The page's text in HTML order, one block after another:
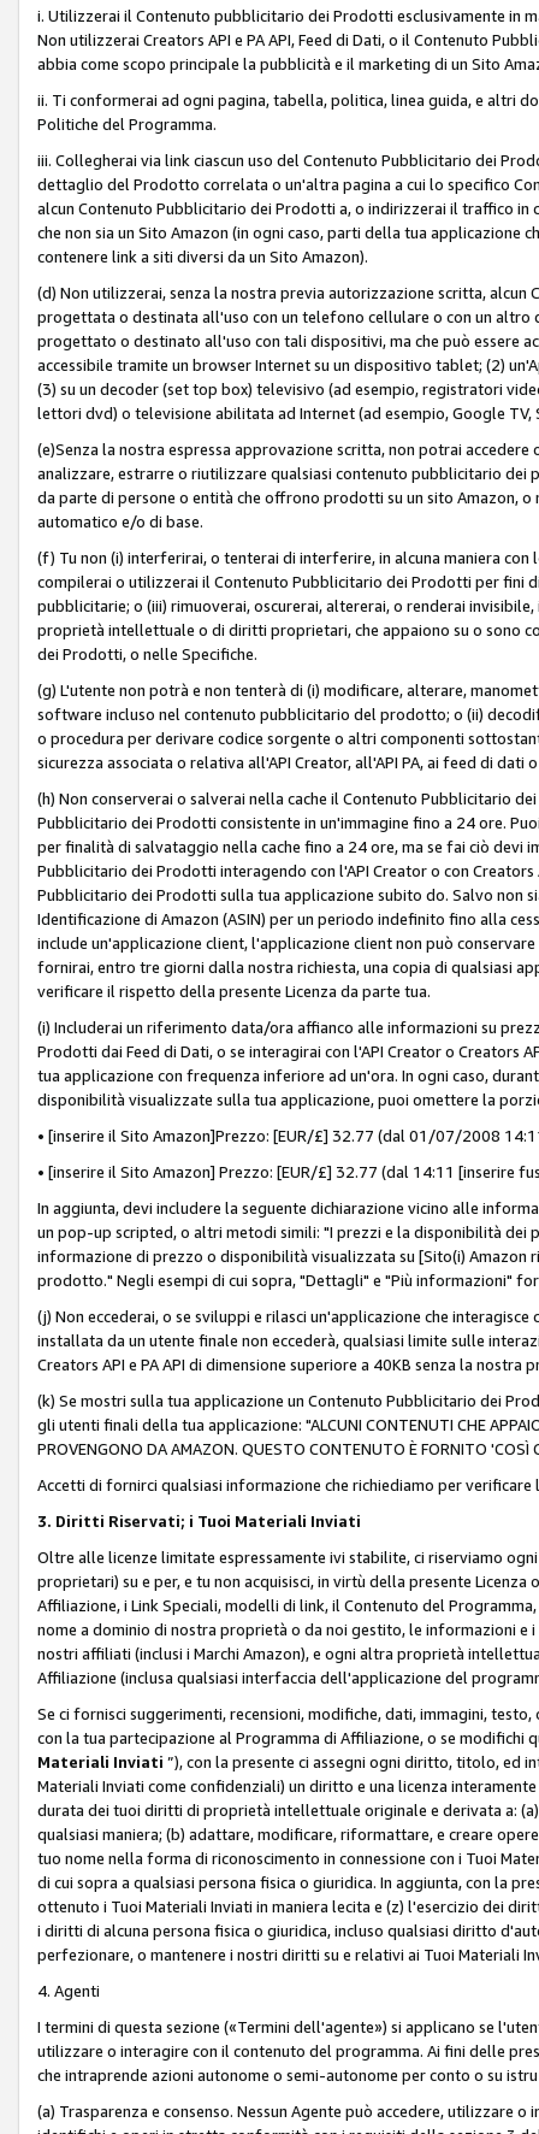
i. Utilizzerai il Contenuto pubblicitario dei Prodotti esclusivamente in
Non utilizzerai Creators API e PA API, Feed di Dati, o il Contenuto
abbia come scopo principale la pubblicità e il marketing di un Sito
ii. Ti conformerai ad ogni pagina, tabella, politica, linea guida, e altri
Politiche del Programma.
iii. Collegherai via link ciascun uso del Contenuto Pubblicitario dei
dettaglio del Prodotto correlata o un'altra pagina a cui lo specifico
alcun Contenuto Pubblicitario dei Prodotti a, o indirizzerai il traffico in
che non sia un Sito Amazon (in ogni caso, parti della tua
contenere link a siti diversi da un Sito Amazon).
(d) Non utilizzerai, senza la nostra previa autorizzazione scritta,
progettata o destinata all'uso con un telefono cellulare o con un
progettato o destinato all'uso con tali dispositivi, ma che può essere
accessibile tramite un browser Internet su un dispositivo tablet; (2)
(3) su un decoder (set top box) televisivo (ad esempio, registratori
lettori dvd) o televisione abilitata ad Internet (ad esempio, Google TV,
(e)Senza la nostra espressa approvazione scritta, non potrai
analizzare, estrarre o riutilizzare qualsiasi contenuto pubblicitario
da parte di persone o entità che offrono prodotti su un sito Amazon,
automatico e/o di base.
(f) Tu non (i) interferirai, o tenterai di interferire, in alcuna maniera
compilerai o utilizzerai il Contenuto Pubblicitario dei Prodotti per
pubblicitarie; o (iii) rimuoverai, oscurerai, altererai, o renderai
proprietà intellettuale o di diritti proprietari, che appaiono su o sono
dei Prodotti, o nelle Specifiche.
(g) L'utente non potrà e non tenterà di (i) modificare, alterare,
software incluso nel contenuto pubblicitario del prodotto; o (ii)
o procedura per derivare codice sorgente o altri componenti
sicurezza associata o relativa all'API Creator, all'API PA, ai feed di
(h) Non conserverai o salverai nella cache il Contenuto Pubblicitario
Pubblicitario dei Prodotti consistente in un'immagine fino a 24 ore.
per finalità di salvataggio nella cache fino a 24 ore, ma se fai ciò
Pubblicitario dei Prodotti interagendo con l'API Creator o con
Pubblicitario dei Prodotti sulla tua applicazione subito do. Salvo non
Identificazione di Amazon (ASIN) per un periodo indefinito fino alla
include un'applicazione client, l'applicazione client non può
fornirai, entro tre giorni dalla nostra richiesta, una copia di qualsiasi
verificare il rispetto della presente Licenza da parte tua.
(i) Includerai un riferimento data/ora affianco alle informazioni su
Prodotti dai Feed di Dati, o se interagirai con l'API Creator o Creators
tua applicazione con frequenza inferiore ad un'ora. In ogni caso,
disponibilità visualizzate sulla tua applicazione, puoi omettere la
• [inserire il Sito Amazon]Prezzo: [EUR/£] 32.77 (dal 01/07/2008
• [inserire il Sito Amazon] Prezzo: [EUR/£] 32.77 (dal 14:11 [inserire
In aggiunta, devi includere la seguente dichiarazione vicino alle
un pop-up scripted, o altri metodi simili: "I prezzi e la disponibilità
informazione di prezzo o disponibilità visualizzata su [Sito(i)
prodotto." Negli esempi di cui sopra, "Dettagli" e "Più informazioni"
(j) Non eccederai, o se sviluppi e rilasci un'applicazione che interagisce
installata da un utente finale non eccederà, qualsiasi limite sulle
Creators API e PA API di dimensione superiore a 40KB senza la nostra
(k) Se mostri sulla tua applicazione un Contenuto Pubblicitario dei
gli utenti finali della tua applicazione: "ALCUNI CONTENUTI CHE
PROVENGONO DA AMAZON. QUESTO CONTENUTO È FORNITO
Accetti di fornirci qualsiasi informazione che richiediamo per
3. Diritti Riservati; i Tuoi Materiali Inviati
Oltre alle licenze limitate espressamente ivi stabilite, ci riserviamo
proprietari) su e per, e tu non acquisisci, in virtù della presente
Affiliazione, i Link Speciali, modelli di link, il Contenuto del
nome a dominio di nostra proprietà o da noi gestito, le informazioni e
nostri affiliati (inclusi i Marchi Amazon), e ogni altra proprietà
Affiliazione (inclusa qualsiasi interfaccia dell'applicazione del
Se ci fornisci suggerimenti, recensioni, modifiche, dati, immagini,
con la tua partecipazione al Programma di Affiliazione, o se modifichi
Materiali Inviati ”), con la presente ci assegni ogni diritto, titolo, ed
Materiali Inviati come confidenziali) un diritto e una licenza
durata dei tuoi diritti di proprietà intellettuale originale e derivata a:
qualsiasi maniera; (b) adattare, modificare, riformattare, e creare
tuo nome nella forma di riconoscimento in connessione con i Tuoi
di cui sopra a qualsiasi persona fisica o giuridica. In aggiunta, con la
ottenuto i Tuoi Materiali Inviati in maniera lecita e (z) l'esercizio dei
i diritti di alcuna persona fisica o giuridica, incluso qualsiasi diritto
perfezionare, o mantenere i nostri diritti su e relativi ai Tuoi Materiali
4. Agenti
I termini di questa sezione («Termini dell'agente») si applicano se
utilizzare o interagire con il contenuto del programma. Ai fini delle
che intraprende azioni autonome o semi-autonome per conto o su
(a) Trasparenza e consenso. Nessun Agente può accedere, utilizzare